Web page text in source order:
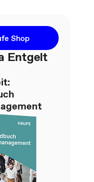
Shop
Entgelt